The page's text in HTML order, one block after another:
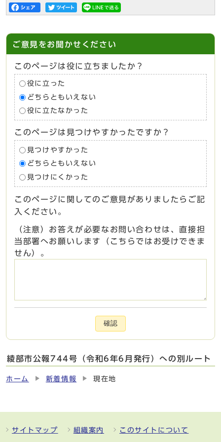
ご意見をお聞かせください
このページは役に立ちましたか？
役に立った
どちらともいえない
役に立たなかった
このページは見つけやすかったですか？
見つけやすかった
どちらともいえない
見つけにくかった
このページに関してのご意見がありましたらご記
入ください。
（注意）お答えが必要なお問い合わせは、直接担
当部署へお願いします（こちらではお受けできま
せん）。
確認
綾部市公報744号（令和6年6月発行）への別ルート
ホーム 新着情報 現在地
サイトマップ 組織案内 このサイトについて